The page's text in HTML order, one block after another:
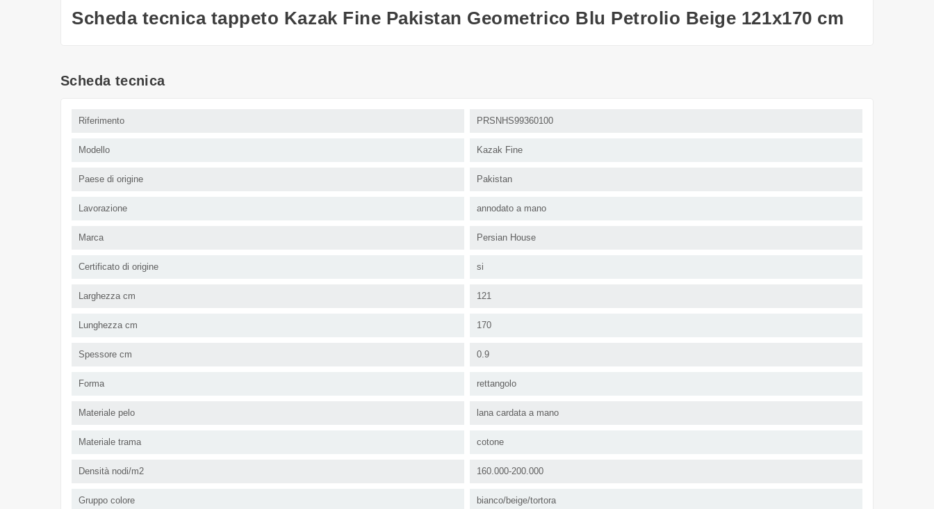
Scheda tecnica tappeto Kazak Fine Pakistan Geometrico Blu Petrolio Beige 121x170 cm
Scheda tecnica
Riferimento PRSNHS99360100
Modello Kazak Fine
Paese di origine Pakistan
Lavorazione annodato a mano
Marca Persian House
Certificato di origine si
Larghezza cm 121
Lunghezza cm 170
Spessore cm 0.9
Forma rettangolo
Materiale pelo lana cardata a mano
Materiale trama cotone
Densità nodi/m2 160.000-200.000
Gruppo colore bianco/beige/tortora